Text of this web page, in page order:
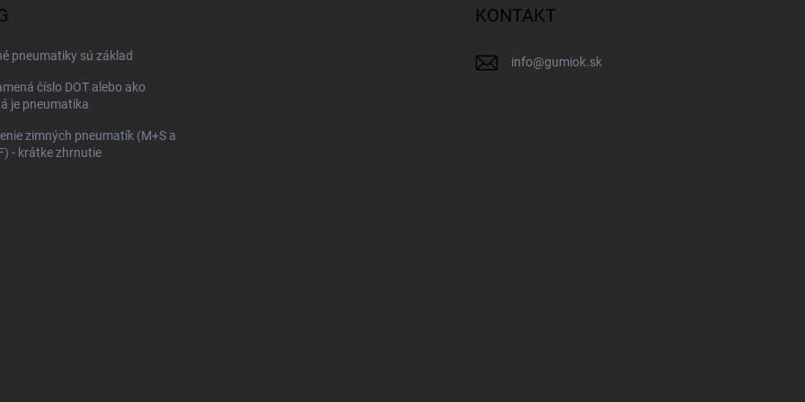
pneumatiky sú základ
číslo DOT alebo ako
je pneumatika
zimných pneumatík (M+S a
- krátke zhrnutie
KONTAKT
info@gumiok.sk